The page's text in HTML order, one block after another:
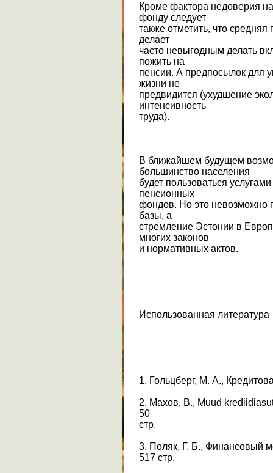
Кроме фактора недоверия
фонду следует
также отметить, что
делает
часто невыгодным делать
пожить на
пенсии. А предпосылок для
жизни не
предвидится (ухудшение
интенсивность
труда).
В ближайшем будущем
большинство населения
будет пользоваться
пенсионных
фондов. Но это невозможно
базы, а
стремление Эстонии в
многих законов
и нормативных актов.
Использованная литература
1. Гольцберг, М. А.,
2. Махов, В., Muud
50
стр.
3. Поляк, Г. Б., Финансовый
517 стр.